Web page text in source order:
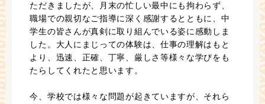
ただきましたが、月末の忙しい最中にも拘わらず、
職場での親切なご指導に深く感謝するとともに、中
学生の皆さんが真剣に取り組んでいる姿に感動しま
した。大人にまじっての体験は、仕事の理解はもと
より、迅速、正確、丁寧、厳しさ等様々な学びをも
たらしてくれたと思います。
今、学校では様々な問題が起きていますが、それら